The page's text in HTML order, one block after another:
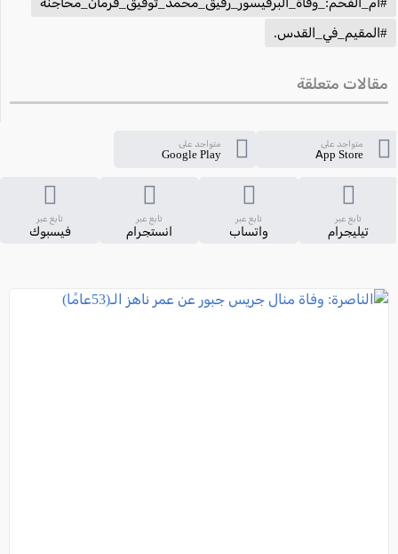
#المقيم_في_القدس.
مقالات متعلقة
متواجد على
App Store
متواجد على
Google Play
تابع عبر
تيليجرام
تابع عبر
واتساب
تابع عبر
انستجرام
تابع عبر
فيسبوك